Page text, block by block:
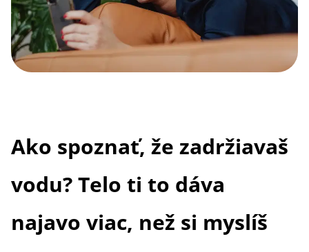
Ako spoznať, že zadržiavaš
vodu? Telo ti to dáva
najavo viac, než si myslíš